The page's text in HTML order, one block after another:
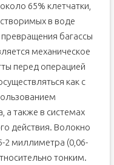
65% клетчатки,
в воде
багассы
механическое
перед операцией
как с
а также в системах
действия. Волокно
2 миллиметра (0,06-
тонким.